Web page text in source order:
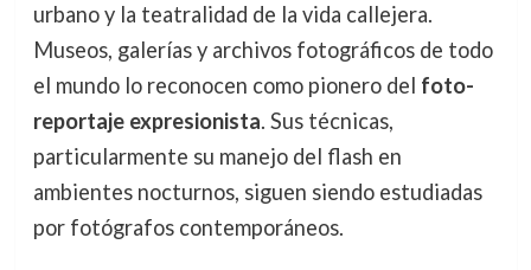
urbano y la teatralidad de la vida callejera.
Museos, galerías y archivos fotográficos de todo
el mundo lo reconocen como pionero del foto-
reportaje expresionista. Sus técnicas,
particularmente su manejo del flash en
ambientes nocturnos, siguen siendo estudiadas
por fotógrafos contemporáneos.